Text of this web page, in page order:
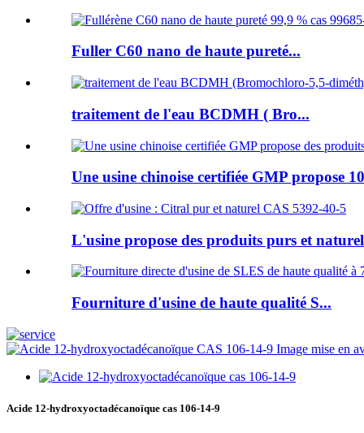
Fuller C60 nano de haute pureté...
traitement de l'eau BCDMH ( Bro...
Une usine chinoise certifiée GMP propose
L'usine propose des produits purs et
Fourniture d'usine de haute qualité S...
Acide 12-hydroxyoctadécanoïque cas 106-14-9